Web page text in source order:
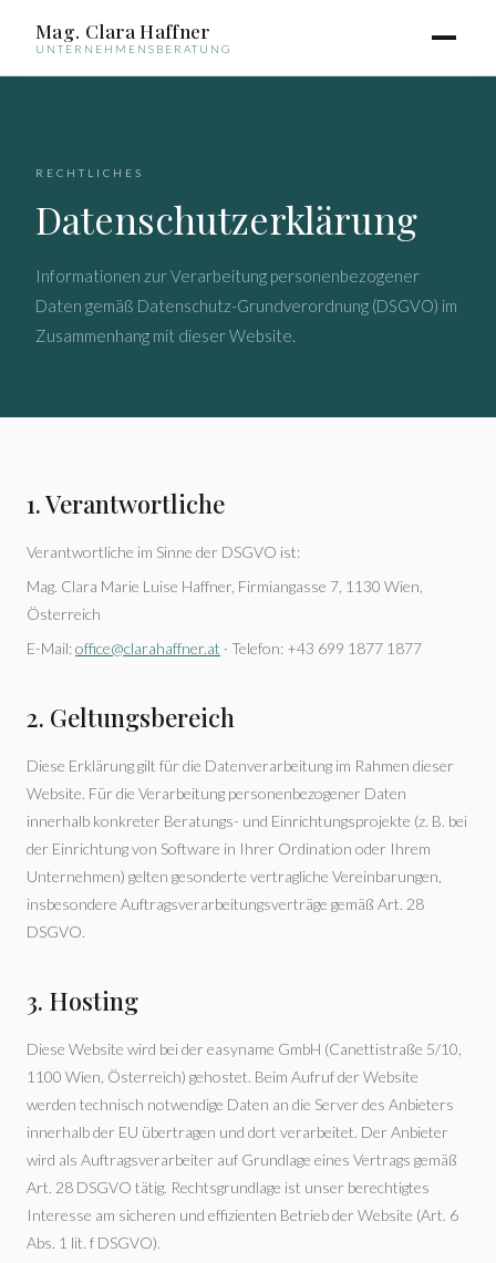
Mag. Clara Haffner
UNTERNEHMENSBERATUNG
RECHTLICHES
Datenschutz­erklärung
Informationen zur Verarbeitung personenbezogener
Daten gemäß Datenschutz-Grundverordnung (DSGVO) im
Zusammenhang mit dieser Website.
1. Verantwortliche
Verantwortliche im Sinne der DSGVO ist:
Mag. Clara Marie Luise Haffner, Firmiangasse 7, 1130 Wien,
Österreich
E-Mail:office@clarahaffner.at · Telefon: +43 699 1877 1877
2. Geltungsbereich
Diese Erklärung gilt für die Datenverarbeitung im Rahmen dieser
Website. Für die Verarbeitung personenbezogener Daten
innerhalb konkreter Beratungs- und Einrichtungsprojekte (z. B. bei
der Einrichtung von Software in Ihrer Ordination oder Ihrem
Unternehmen) gelten gesonderte vertragliche Vereinbarungen,
insbesondere Auftragsverarbeitungsverträge gemäß Art. 28
DSGVO.
3. Hosting
Diese Website wird bei der easyname GmbH (Canettistraße 5/10,
1100 Wien, Österreich) gehostet. Beim Aufruf der Website
werden technisch notwendige Daten an die Server des Anbieters
innerhalb der EU übertragen und dort verarbeitet. Der Anbieter
wird als Auftragsverarbeiter auf Grundlage eines Vertrags gemäß
Art. 28 DSGVO tätig. Rechtsgrundlage ist unser berechtigtes
Interesse am sicheren und effizienten Betrieb der Website (Art. 6
Abs. 1 lit. f DSGVO).